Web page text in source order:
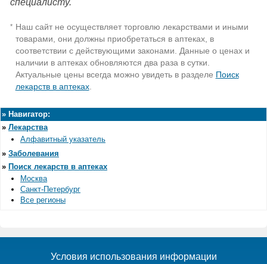
специалисту.
* Наш сайт не осуществляет торговлю лекарствами и иными
товарами, они должны приобретаться в аптеках, в
соответствии с действующими законами. Данные о ценах и
наличии в аптеках обновляются два раза в сутки.
Актуальные цены всегда можно увидеть в разделе Поиск
лекарств в аптеках.
» Навигатор:
» Лекарства
Алфавитный указатель
» Заболевания
» Поиск лекарств в аптеках
Москва
Санкт-Петербург
Все регионы
Условия использования информации